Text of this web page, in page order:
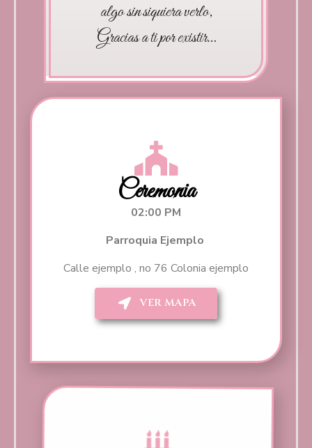
algo sin siquiera verlo,
Gracias a ti por existir…
Ceremonia
02:00 PM
Parroquia Ejemplo
Calle ejemplo , no 76 Colonia ejemplo
VER MAPA